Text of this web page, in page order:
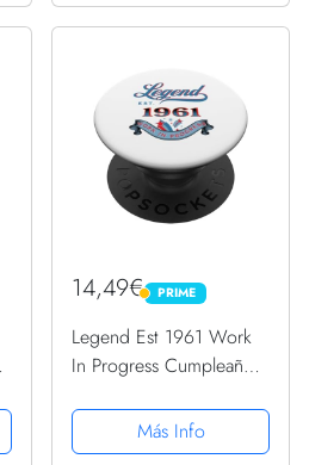
14,49€ PRIME
PRIME
Legend Est 1961 Work
In Progress Cumpleaños
PopGrip Intercambiable
Más Info